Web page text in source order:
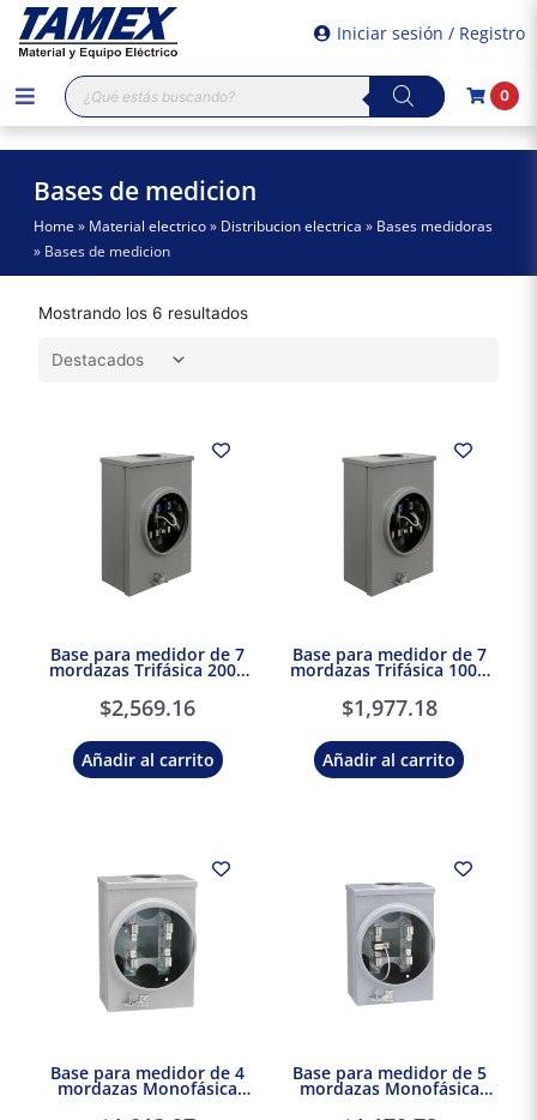
Iniciar sesión / Registro
Búsqueda
de
productos
0
Bases de medicion
Home » Material electrico » Distribucion electrica » Bases medidoras
» Bases de medicion
Mostrando los 6 resultados
Base para medidor de 7
mordazas Trifásica 200A
$2,569.16
Añadir al carrito
Base para medidor de 7
mordazas Trifásica 100A
$1,977.18
Añadir al carrito
Base para medidor de 4
mordazas Monofásica
Base para medidor de 5
mordazas Monofásica